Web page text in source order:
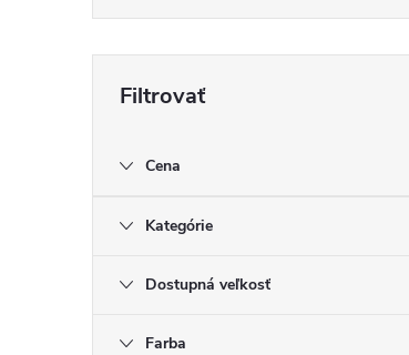
Cena
Kategórie
Dostupná veľkosť
Farba